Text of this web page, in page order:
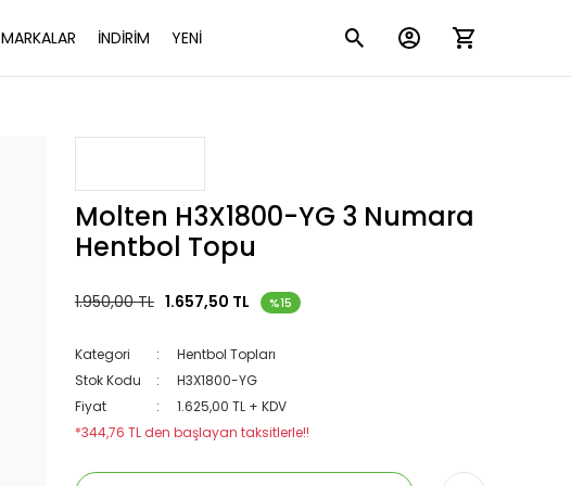
MARKALAR İNDİRİM YENİ
Molten H3X1800-YG 3 Numara
Hentbol Topu
1.950,00 TL 1.657,50 TL %15
Kategori
Hentbol Topları
Stok Kodu
H3X1800-YG
Fiyat
1.625,00 TL + KDV
*344,76 TL den başlayan taksitlerle!!